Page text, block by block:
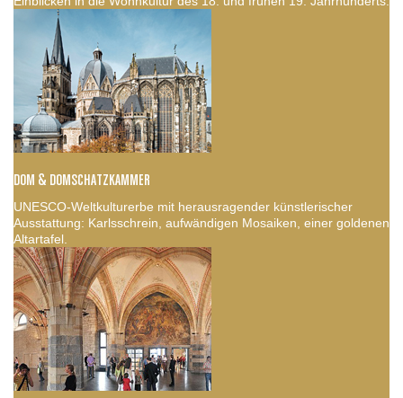
DOM & DOMSCHATZKAMMER
UNESCO-Weltkulturerbe mit herausragender künstlerischer
Ausstattung: Karlsschrein, aufwändigen Mosaiken, einer goldenen
Altartafel.